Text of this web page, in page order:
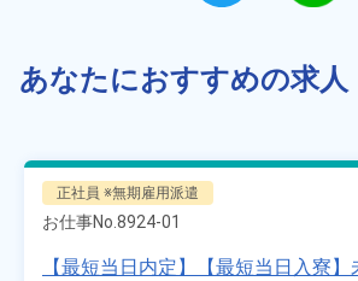
あなたにおすすめの求人
正社員 ※無期雇用派遣
お仕事No. 8924-01
【最短当日内定】【最短当日入寮